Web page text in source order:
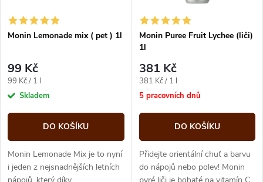
í
p
r
o
d
u
s
p
r
o
d
Monin Lemonade mix ( pet ) 1l
99 Kč
Měrná
cena:
99 Kč / 1 l
Skladem
DO KOŠÍKU
Monin Lemonade Mix je to nyní
i jeden z nejsnadnějších letních
Monin Puree Fruit Lychee (liči)
1l
381 Kč
Měrná
cena:
381 Kč / 1 l
5 pracovních dnů
DO KOŠÍKU
Přidejte orientální chuť a barvu
do nápojů nebo polev! Monin